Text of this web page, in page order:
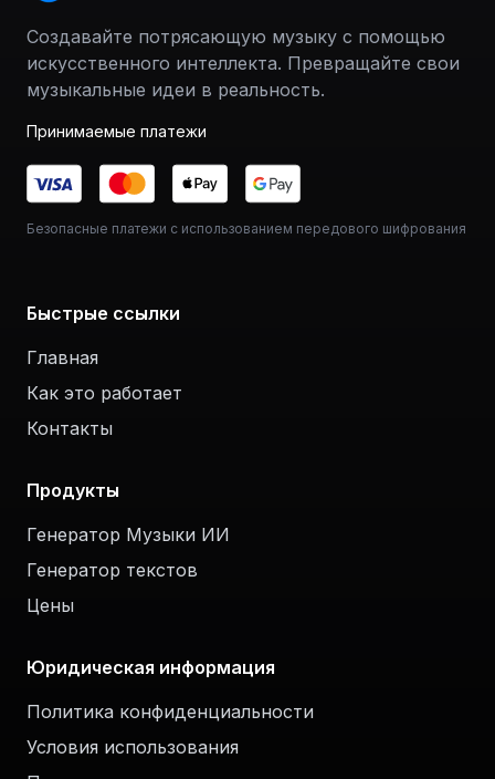
Создавайте потрясающую музыку с помощью
искусственного интеллекта. Превращайте свои
музыкальные идеи в реальность.
Принимаемые платежи
Безопасные платежи с использованием передового шифрования
Быстрые ссылки
Главная
Как это работает
Контакты
Продукты
Генератор Музыки ИИ
Генератор текстов
Цены
Юридическая информация
Политика конфиденциальности
Условия использования